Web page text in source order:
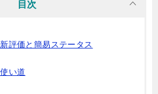
目次
評価と簡易ステータス
い道